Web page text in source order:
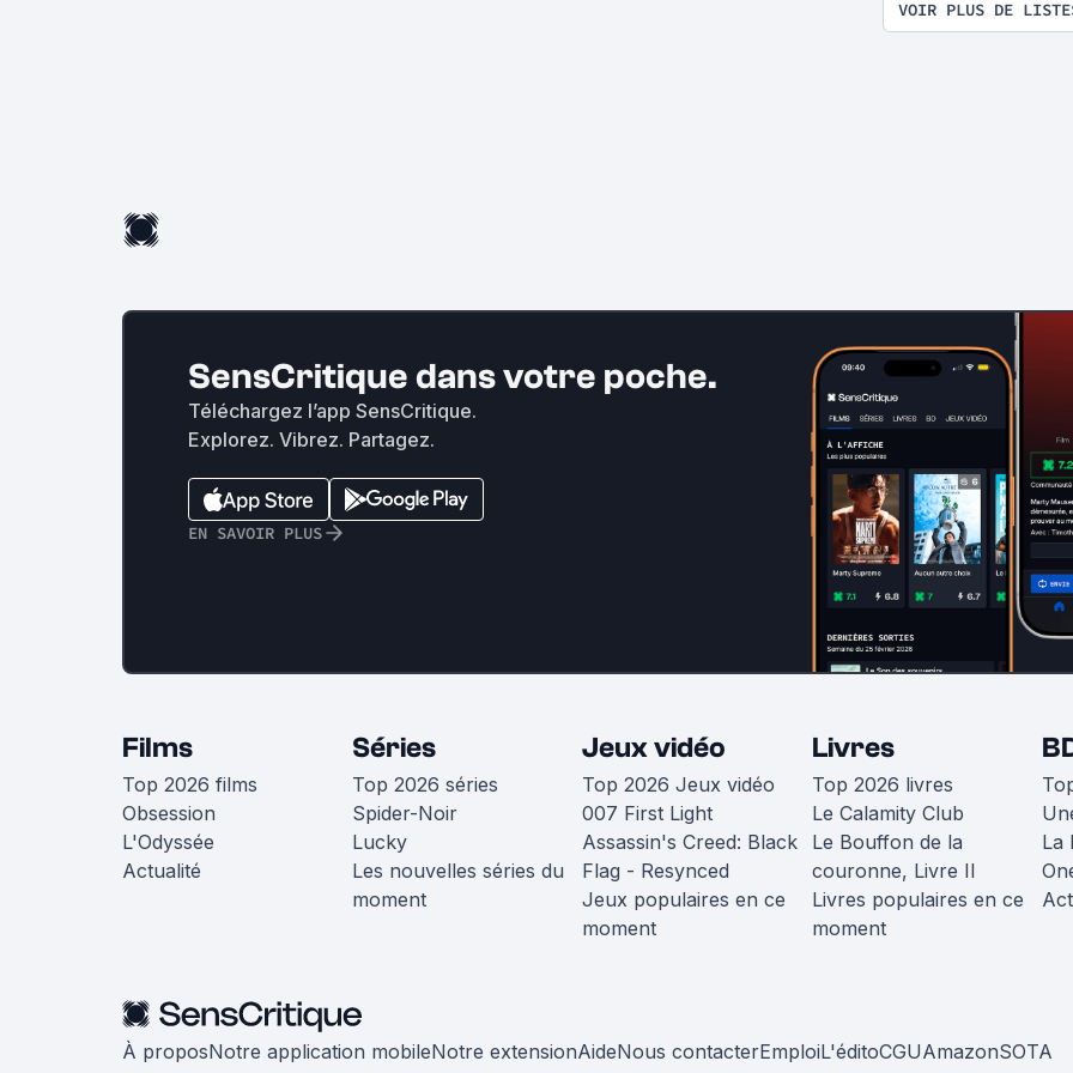
VOIR PLUS DE
SensCritique dans votre poche.
Téléchargez l’app SensCritique.
Explorez. Vibrez. Partagez.
EN SAVOIR PLUS
Films
Top 2026 films
Obsession
L'Odyssée
Actualité
Séries
Top 2026 séries
Spider-Noir
Lucky
Les nouvelles séries du
moment
Jeux vidéo
Top 2026 Jeux vidéo
007 First Light
Assassin's Creed: Black
Flag - Resynced
Jeux populaires en ce
moment
Livres
Top 2026 livres
Le Calamity Club
Le Bouffon de la
couronne, Livre II
Livres populaires en ce
moment
La
À proposNotre application mobileNotre extensionAideNous contacterEmploiL'éditoCGUAmazonSOTA